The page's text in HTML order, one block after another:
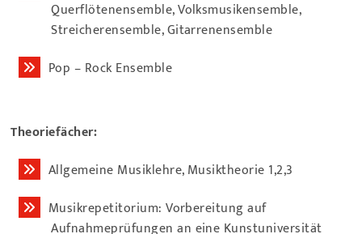
Querflötenensemble, Volksmusikensemble,
Streicherensemble, Gitarrenensemble
Pop – Rock Ensemble
Theoriefächer:
Allgemeine Musiklehre, Musiktheorie 1,2,3
Musikrepetitorium: Vorbereitung auf
Aufnahmeprüfungen an eine Kunstuniversität